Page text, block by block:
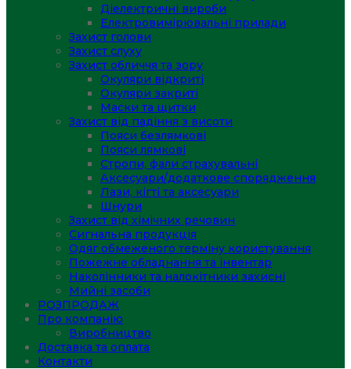
Діелектричні вироби
Електровимірювальні прилади
Захист голови
Захист слуху
Захист обличчя та зору
Окуляри відкриті
Окуляри закриті
Маски та щитки
Захист від падіння з висоти
Пояси безлямкові
Пояси лямкові
Стропи, фали страхувальні
Аксесуари/додаткове спорядження
Лази, кігті та аксесуари
Шнури
Захист від хімічних речовин
Сигнальна продукція
Одяг обмеженого терміну користування
Пожежне обладнання та інвентар
Наколінники та налокітники захисні
Мийні засоби
РОЗПРОДАЖ
Про компанію
Виробництво
Доставка та оплата
Контакти